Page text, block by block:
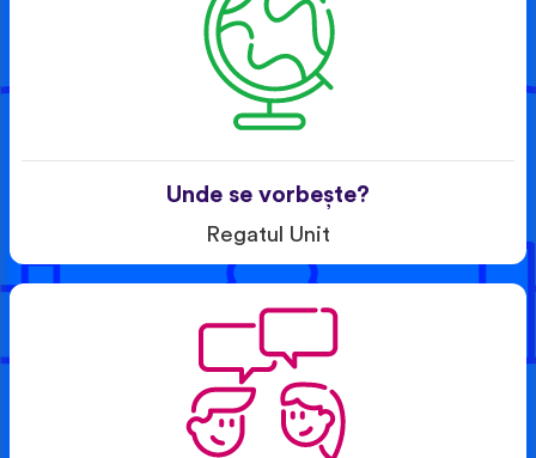
Unde se vorbește?
Regatul Unit